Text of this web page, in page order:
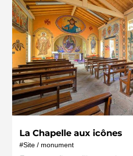
La Chapelle aux icônes
Site / monument